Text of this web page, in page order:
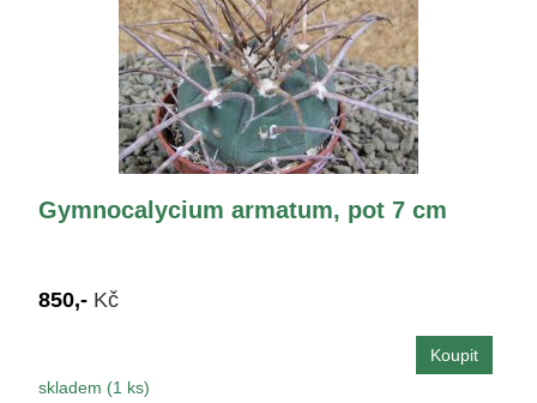
Gymnocalycium armatum, pot 7 cm
850,- Kč
skladem (1 ks)